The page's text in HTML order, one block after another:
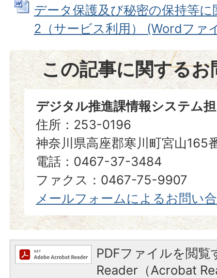
データ保護及び秘密の保持等に
2（サービス利用） (Wordファ
この記事に関するお
デジタル推進課情報システム
住所：253-0196
神奈川県高座郡寒川町宮山165
電話：0467-37-3484
ファクス：0467-75-9907
メールフォームによるお問い
PDFファイルを閲
Reader（Acrobat